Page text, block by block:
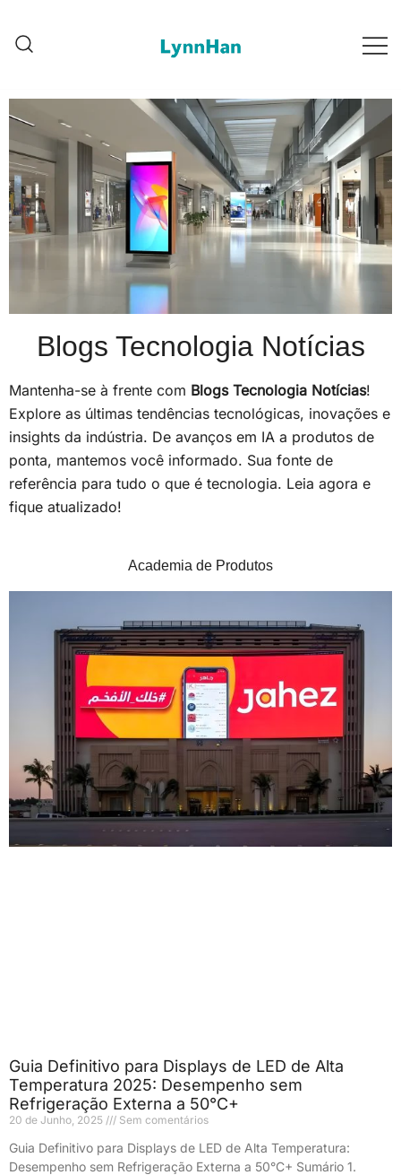
Confiança | Sinais Digitais
LED/OLED/LCD/E-paper
| Sinais Digitais LED/OLED/LCD/E-
paper
Blogs Tecnologia Notícias
Mantenha-se à frente com Blogs Tecnologia Notícias!
Explore as últimas tendências tecnológicas, inovações e
insights da indústria. De avanços em IA a produtos de
ponta, mantemos você informado. Sua fonte de
referência para tudo o que é tecnologia. Leia agora e
fique atualizado!
Academia de Produtos
Guia Definitivo para Displays de LED de Alta
Temperatura 2025: Desempenho sem
Refrigeração Externa a 50°C+
20 de Junho, 2025 Sem comentários
Guia Definitivo para Displays de LED de Alta Temperatura:
Desempenho sem Refrigeração Externa a 50°C+ Sumário 1.